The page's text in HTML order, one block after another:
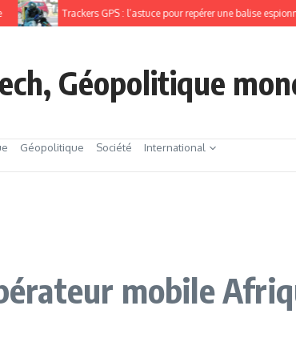
Trackers GPS : l’astuce pour repérer une balise espionne
Géopolitique
Géopolitique Société
International
mobile